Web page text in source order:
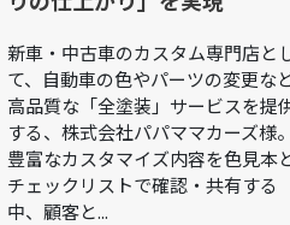
新車・中古車のカスタム専門店と
て、自動車の色やパーツの変更な
高品質な「全塗装」サービスを提
する、株式会社パパママカーズ様。
豊富なカスタマイズ内容を色見本
チェックリストで確認・共有する
中、顧客と...